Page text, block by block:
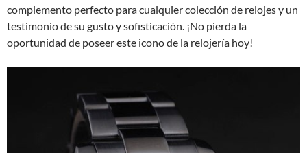
complemento perfecto para cualquier colección de relojes y un
testimonio de su gusto y sofisticación. ¡No pierda la
oportunidad de poseer este icono de la relojería hoy!